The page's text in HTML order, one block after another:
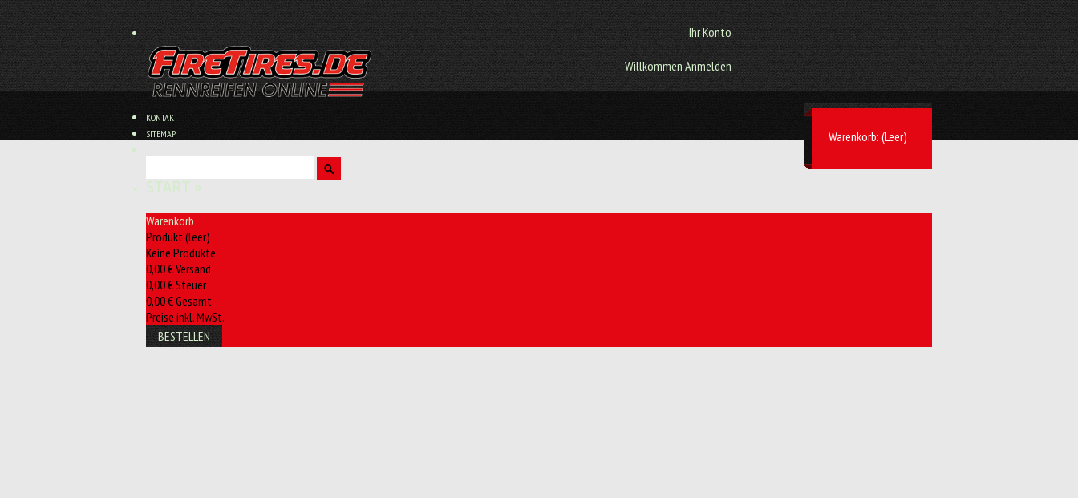
Warenkorb: (Leer)
Ihr Konto
WillkommenAnmelden
KONTAKT
SITEMAP
START »
Warenkorb
Produkt(leer)
Keine Produkte
0,00 €Versand
0,00 €Steuer
0,00 €Gesamt
Preise inkl. MwSt.
BESTELLEN